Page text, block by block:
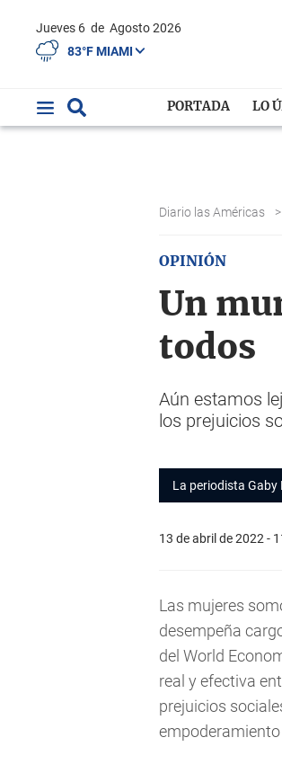
Jueves 6 de Agosto 2026
83°F MIAMI
PORTADA LO
Diario las Américas >
OPINIÓN
Un
todos
Aún estamos
los prejuicios
La periodista Gaby
13 de abril de 2022 -
Las mujeres
desempeña
del World
real y efectiva
prejuicios